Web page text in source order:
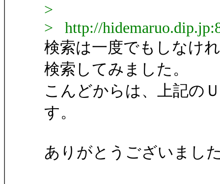
>
> http://
検索は一度でもしなけ
検索してみました。
こんどからは、上記の
す。
ありがとうございまし